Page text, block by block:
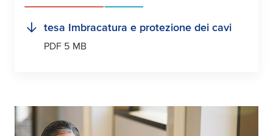
tesa Imbracatura e protezione dei cavi
PDF 5 MB